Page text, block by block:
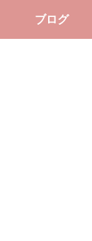
ブログ